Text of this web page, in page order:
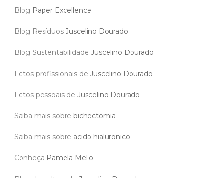
Blog Paper Excellence
Blog Resíduos Juscelino Dourado
Blog Sustentabilidade Juscelino Dourado
Fotos profissionais de Juscelino Dourado
Fotos pessoais de Juscelino Dourado
Saiba mais sobre bichectomia
Saiba mais sobre acido hialuronico
Conheça Pamela Mello